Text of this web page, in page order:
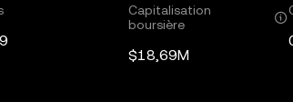
Capitalisation
boursière
$18,69M